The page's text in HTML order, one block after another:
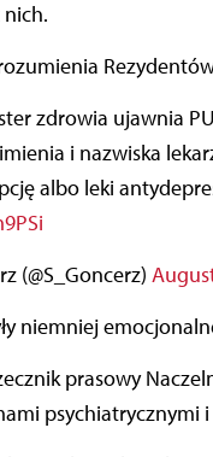
nich.
i nazwiska
albo leki
(@S_Goncerz)
niemniej
prasowy
psychiatrycznymi